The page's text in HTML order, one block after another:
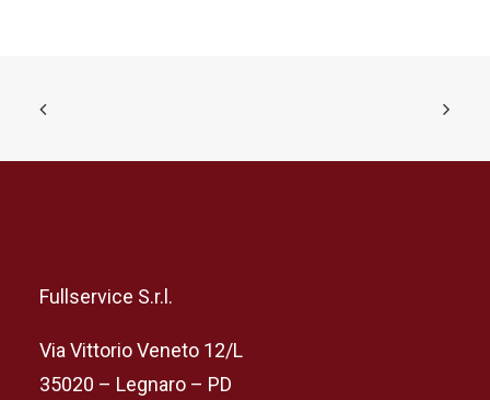
Fullservice S.r.l.
Via Vittorio Veneto 12/L
35020 – Legnaro – PD